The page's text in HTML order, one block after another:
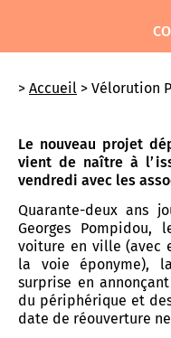
> Accueil > Vélorution
Le nouveau projet
vient de naître à
vendredi avec les
Quarante-deux ans
Georges
voiture en ville (avec
la voie éponyme),
surprise en
du périphérique et
date de réouverture